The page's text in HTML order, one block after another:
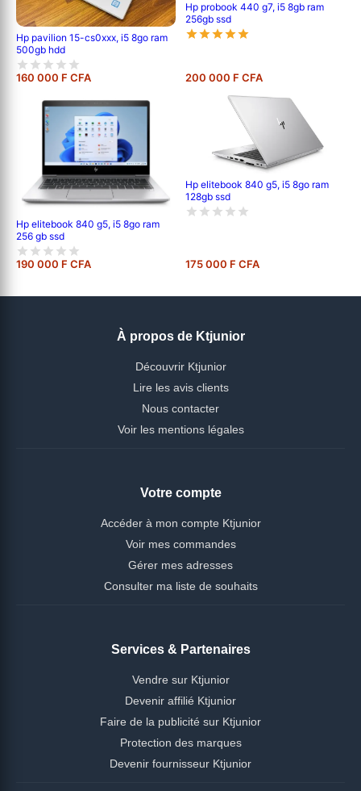
Hp pavilion 15-cs0xxx, i5 8go ram
500gb hdd
160 000 F CFA
Hp probook 440 g7, i5 8gb ram
256gb ssd
200 000 F CFA
Hp elitebook 840 g5, i5 8go ram
256 gb ssd
190 000 F CFA
Hp elitebook 840 g5, i5 8go ram
128gb ssd
175 000 F CFA
À propos de Ktjunior
Découvrir Ktjunior
Lire les avis clients
Nous contacter
Voir les mentions légales
Votre compte
Accéder à mon compte Ktjunior
Voir mes commandes
Gérer mes adresses
Consulter ma liste de souhaits
Services & Partenaires
Vendre sur Ktjunior
Devenir affilié Ktjunior
Faire de la publicité sur Ktjunior
Protection des marques
Devenir fournisseur Ktjunior